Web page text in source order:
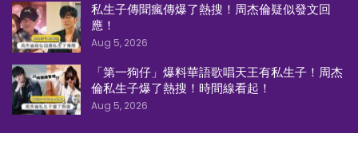
私生子傳聞瘋傳爆了熱搜！周杰倫疑似發文回
應！
Aug 5, 2026
「第一狗仔」爆料華語歌唱天王有私生子！周杰
倫私生子爆了熱搜！時間線看起！
Aug 5, 2026